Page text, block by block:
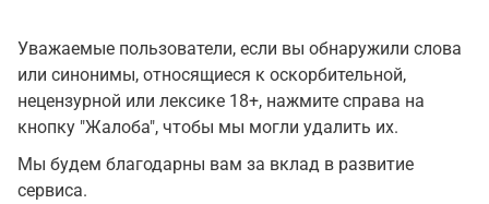
Уважаемые пользователи, если вы обнаружили слова
или синонимы, относящиеся к оскорбительной,
нецензурной или лексике 18+, нажмите справа на
кнопку "Жалоба", чтобы мы могли удалить их.
Мы будем благодарны вам за вклад в развитие
сервиса.